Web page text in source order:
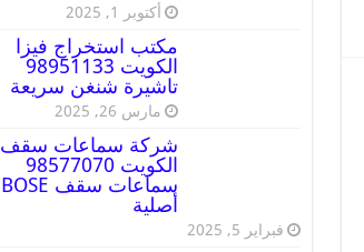
أكتوبر 1, 2025
مكتب استخراج فيزا
الكويت 98951133
تاشيرة شنغن سريعة
مارس 26, 2025
شركة سماعات سقف
الكويت 98577070
سماعات سقف BOSE
أصلية
فبراير 5, 2025